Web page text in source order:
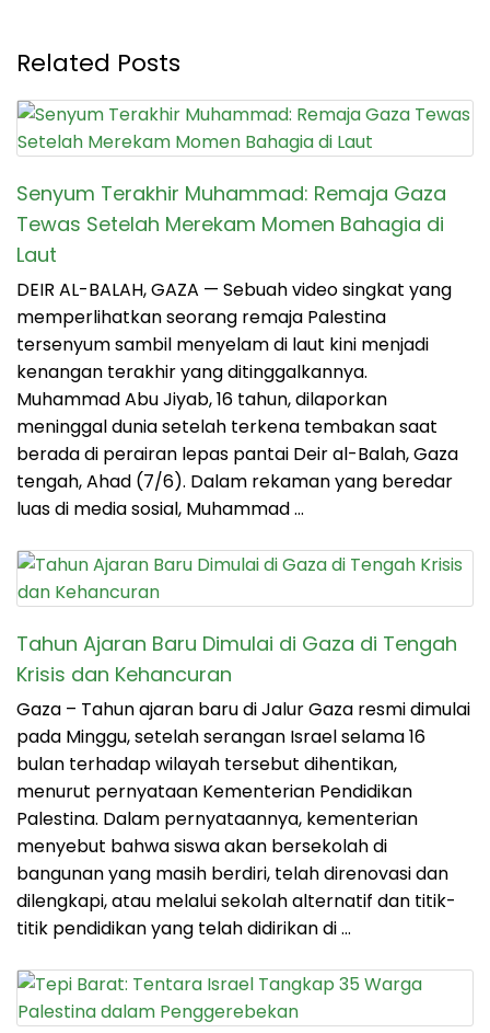
Related Posts
Senyum Terakhir Muhammad: Remaja Gaza
Tewas Setelah Merekam Momen Bahagia di
Laut
DEIR AL-BALAH, GAZA — Sebuah video singkat yang
memperlihatkan seorang remaja Palestina
tersenyum sambil menyelam di laut kini menjadi
kenangan terakhir yang ditinggalkannya.
Muhammad Abu Jiyab, 16 tahun, dilaporkan
meninggal dunia setelah terkena tembakan saat
berada di perairan lepas pantai Deir al-Balah, Gaza
tengah, Ahad (7/6). Dalam rekaman yang beredar
luas di media sosial, Muhammad …
Tahun Ajaran Baru Dimulai di Gaza di Tengah
Krisis dan Kehancuran
Gaza – Tahun ajaran baru di Jalur Gaza resmi dimulai
pada Minggu, setelah serangan Israel selama 16
bulan terhadap wilayah tersebut dihentikan,
menurut pernyataan Kementerian Pendidikan
Palestina. Dalam pernyataannya, kementerian
menyebut bahwa siswa akan bersekolah di
bangunan yang masih berdiri, telah direnovasi dan
dilengkapi, atau melalui sekolah alternatif dan titik-
titik pendidikan yang telah didirikan di …